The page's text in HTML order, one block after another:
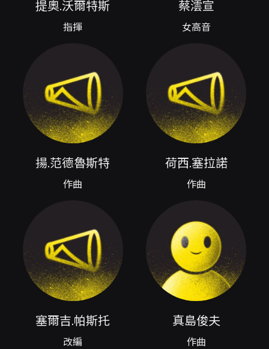
thee）揭開序幕，將獨唱女高音與管樂合奏的音
色對話置於首位，帶出人聲與吹奏群體之間細膩
的情感互動。接著安排荷西·塞拉諾（José
歌劇的節奏與色彩，呈現地中海語彙在隊形與合
奏層次的轉換。 節目中段轉向東亞語境與情緒印
象：真島俊夫的《日本三印象》透過短小而具畫
面性的樂段，刻畫出日本文化或風景的音樂化印
象，適合以管樂團豐富的木管與銅管色彩來表現
細膩的音響對比。而哈里·揚森的《反戰詩篇》以
可能傳達對於戰爭的反思與情感張力（節目單已
有作品名稱，不涉述具體創作背景），安排於中
段能在情感上形成對比並引發聽眾對主題的深層
曲》作為壓軸，將管樂團的群體能量推向更宏大
的交響結構。此交響曲在編制與體量上為管樂團
提供展現材質、節奏與音色建構的場域，從小型
的樂句細節到大段落的形構，均能突顯指揮與團
體在詮釋面向的整合能力。整場節目的編排從獨
唱抒情、歌劇改編、民族印象、反思主題到交響
性總結，形成情感的多重層次與流動性：既有聲
音的親密性，也有大型合奏的宏闊感。 觀眾能在
本場演出中體驗到管樂團對於音色管理、合奏均
衡與動態細節的掌握，特別是在女高音獨唱與管
提奧.沃爾特斯
指揮
蔡澐宣
女高音
揚.范德魯斯特
作曲
荷西.塞拉諾
作曲
塞爾吉.帕斯托
改編
真島俊夫
作曲